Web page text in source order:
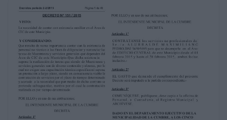
La necesidad de contar con asistencia auxiliar
en el Área de
CIC de este Municipio.
Y CONSIDERANDO:
Que resulta de suma importancia contar con
la asistencia de
personal no técnico a los fines de diligenciar y
sustanciar las
tareas de Maestranza y servicios generales
que dependen del
Área de CIC de este Municipio.Que dicha
asistencia